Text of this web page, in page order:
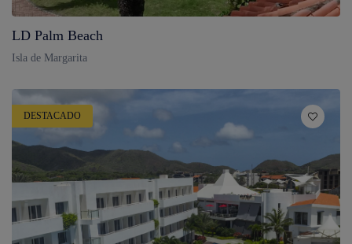
LD Palm Beach
Isla de Margarita
DESTACADO